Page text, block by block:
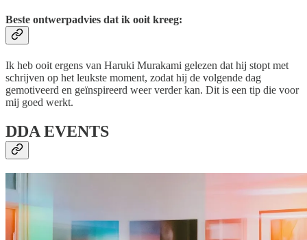
Beste ontwerpadvies dat ik ooit kreeg:
Ik heb ooit ergens van Haruki Murakami gelezen dat hij stopt met
schrijven op het leukste moment, zodat hij de volgende dag
gemotiveerd en geïnspireerd weer verder kan. Dit is een tip die voor
mij goed werkt.
DDA EVENTS